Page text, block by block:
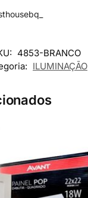
4853-BRANCO
ILUMINAÇÃO